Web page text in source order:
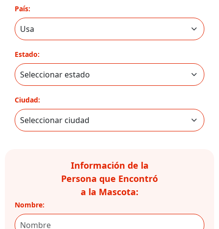
País:
Estado:
Ciudad:
Información de la
Persona que Encontró
a la Mascota:
Nombre: